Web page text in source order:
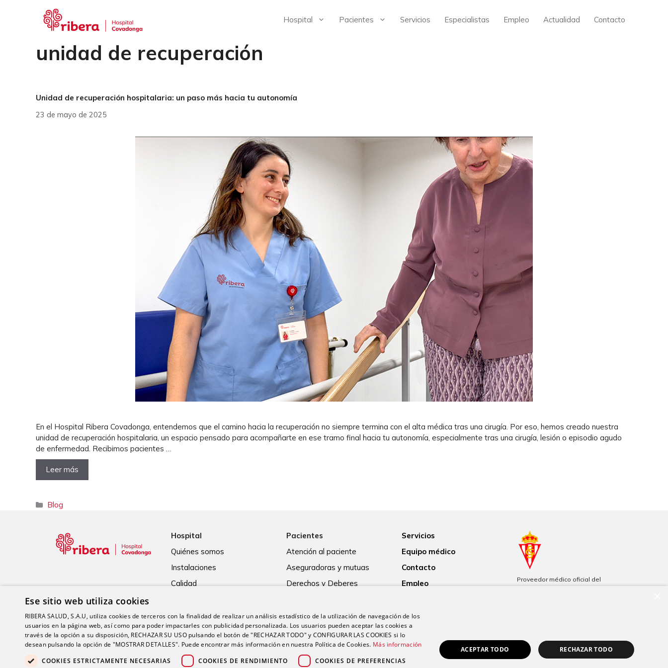
Hospital Pacientes Servicios Especialistas Empleo Actualidad Contacto
unidad de recuperación
Unidad de recuperación hospitalaria: un paso más hacia tu autonomía
23 de mayo de 2025
En el Hospital Ribera Covadonga, entendemos que el camino hacia la recuperación no siempre termina con el alta médica tras una cirugía. Por eso, hemos creado nuestra
unidad de recuperación hospitalaria, un espacio pensado para acompañarte en ese tramo final hacia tu autonomía, especialmente tras una cirugía, lesión o episodio agudo
de enfermedad. Recibimos pacientes …
Leer más
Categorías
Blog
Hospital
Quiénes somos
Instalaciones
Calidad
Pacientes
Atención al paciente
Aseguradoras y mutuas
Derechos y Deberes
Consentimiento informado
Paciente internacional
Servicios
Equipo médico
Contacto
Empleo
Proveedor médico oficial del
Real Sporting de Gijón
de Gijón
Ese sitio web utiliza cookies
RIBERA SALUD, S.A.U, utiliza cookies de terceros con la finalidad de realizar un análisis estadístico de la utilización de navegación de los
usuarios en la página web, así como para poder impactarles con publicidad personalizada. Los usuarios pueden aceptar las cookies a
través de la opción a su disposición, RECHAZAR SU USO pulsando el botón de "RECHAZAR TODO" y CONFIGURAR LAS COOKIES si lo
desean pulsando la opción de "MOSTRAR DETALLES". Puede encontrar más información en nuestra Política de Cookies. Más información
COOKIES ESTRICTAMENTE NECESARIAS
COOKIES DE RENDIMIENTO COOKIES DE PREFERENCIAS
ACEPTAR TODO RECHAZAR TODO